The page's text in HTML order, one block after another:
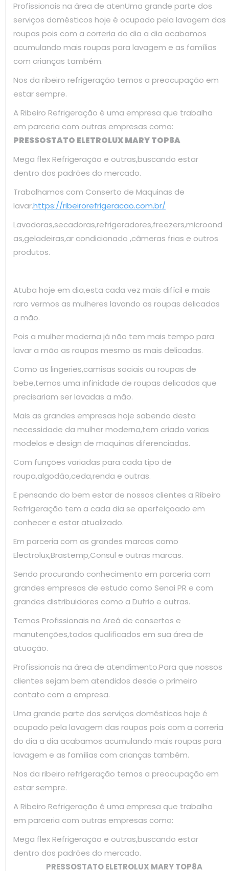
Profissionais na área de atenUma grande parte dos
serviços domésticos hoje é ocupado pela lavagem das
roupas pois com a correria do dia a dia acabamos
acumulando mais roupas para lavagem e as famílias
com crianças também.
Nos da ribeiro refrigeração temos a preocupação em
estar sempre.
A Ribeiro Refrigeração é uma empresa que trabalha
em parceria com outras empresas como:
PRESSOSTATO ELETROLUX MARY TOP8A
Mega flex Refrigeração e outras,buscando estar
dentro dos padrões do mercado.
Trabalhamos com Conserto de Maquinas de
lavar.https://ribeirorefrigeracao.com.br/
Lavadoras,secadoras,refrigeradores,freezers,microond
as,geladeiras,ar condicionado ,câmeras frias e outros
produtos.
Atuba hoje em dia,esta cada vez mais difícil e mais
raro vermos as mulheres lavando as roupas delicadas
a mão.
Pois a mulher moderna já não tem mais tempo para
lavar a mão as roupas mesmo as mais delicadas.
Como as lingeries,camisas sociais ou roupas de
bebe,temos uma infinidade de roupas delicadas que
precisariam ser lavadas a mão.
Mais as grandes empresas hoje sabendo desta
necessidade da mulher moderna,tem criado varias
modelos e design de maquinas diferenciadas.
Com funções variadas para cada tipo de
roupa,algodão,ceda,renda e outras.
E pensando do bem estar de nossos clientes a Ribeiro
Refrigeração tem a cada dia se aperfeiçoado em
conhecer e estar atualizado.
Em parceria com as grandes marcas como
Electrolux,Brastemp,Consul e outras marcas.
Sendo procurando conhecimento em parceria com
grandes empresas de estudo como Senai PR e com
grandes distribuidores como a Dufrio e outras.
Temos Profissionais na Areá de consertos e
manutenções,todos qualificados em sua área de
atuação.
Profissionais na área de atendimento.Para que nossos
clientes sejam bem atendidos desde o primeiro
contato com a empresa.
Uma grande parte dos serviços domésticos hoje é
ocupado pela lavagem das roupas pois com a correria
do dia a dia acabamos acumulando mais roupas para
lavagem e as famílias com crianças também.
Nos da ribeiro refrigeração temos a preocupação em
estar sempre.
A Ribeiro Refrigeração é uma empresa que trabalha
em parceria com outras empresas como:
Mega flex Refrigeração e outras,buscando estar
dentro dos padrões do mercado.
PRESSOSTATO ELETROLUX MARY TOP8A